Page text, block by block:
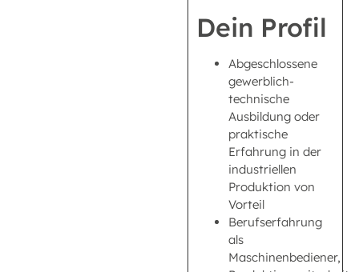
Dein Profil
Abgeschlossene
gewerblich-
technische
Ausbildung oder
praktische
Erfahrung in der
industriellen
Produktion von
Vorteil
Berufserfahrung
als
Maschinenbediener,